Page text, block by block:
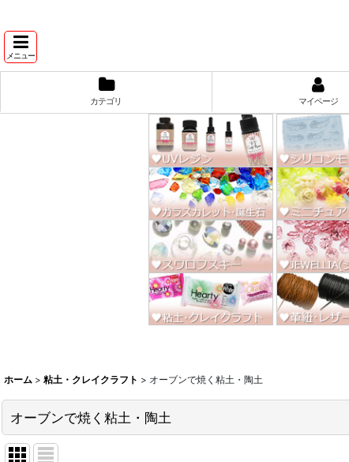
メニュー
カテゴリ マイページ
ホーム > 粘土・クレイクラフト > オーブンで焼く粘土・陶土
オーブンで焼く粘土・陶土